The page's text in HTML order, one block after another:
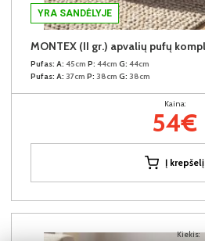
Kiekis:
YRA SANDĖLYJE
Pufas: A: 45cm P: 44cm G: 44cm
Pufas: A: 37cm P: 38cm G: 38cm
Kaina:
54€
Į krepšelį